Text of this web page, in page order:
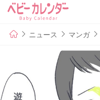
ニュース マンガ